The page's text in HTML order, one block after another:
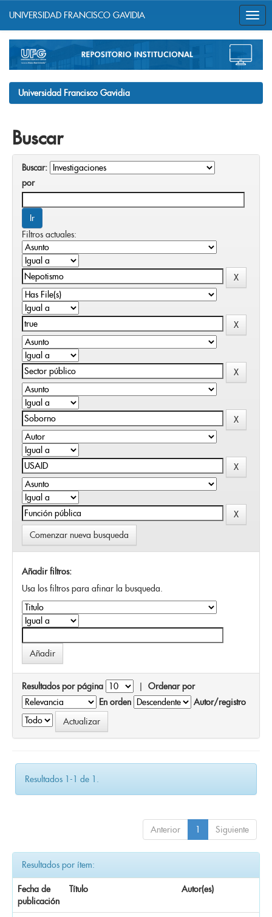
navigation
UNIVERSIDAD FRANCISCO GAVIDIA
Universidad Francisco Gavidia
Buscar
Buscar:
por
Filtros actuales:
Comenzar nueva busqueda
Añadir filtros:
Usa los filtros para afinar la busqueda.
Resultados por página | Ordenar por
En orden
Autor/registro
Resultados 1-1 de 1.
Anterior 1 Siguiente
Resultados por ítem:
Fecha de
publicación
Título Autor(es)